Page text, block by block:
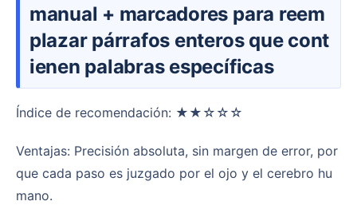
manual + marcadores para reem
plazar párrafos enteros que cont
ienen palabras específicas
Índice de recomendación: ★★☆☆☆
Ventajas: Precisión absoluta, sin margen de error, por
que cada paso es juzgado por el ojo y el cerebro hu
mano.